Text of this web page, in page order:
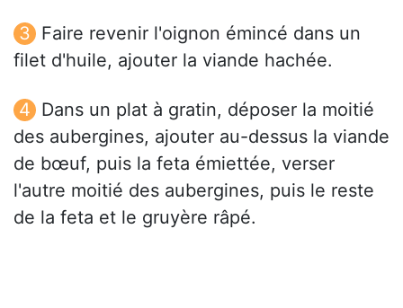
Faire revenir l'oignon émincé dans un
filet d'huile, ajouter la viande hachée.
Dans un plat à gratin, déposer la moitié
des aubergines, ajouter au-dessus la viande
de bœuf, puis la feta émiettée, verser
l'autre moitié des aubergines, puis le reste
de la feta et le gruyère râpé.